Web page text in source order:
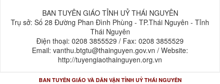
BAN TUYÊN GIÁO TỈNH UỶ THÁI NGUYÊN
Trụ sở: Số 28 Đường Phan Đình Phùng - TP.Thái Nguyên - Tỉnh
Thái Nguyên
Điện thoại: 0208 3855529 / Fax: 0208 3855529
Email: vanthu.btgtu@thainguyen.gov.vn / Website:
http://tuyengiaothainguyen.org.vn
BAN TUYÊN GIÁO VÀ DÂN VẬN TỈNH UỶ THÁI NGUYÊN